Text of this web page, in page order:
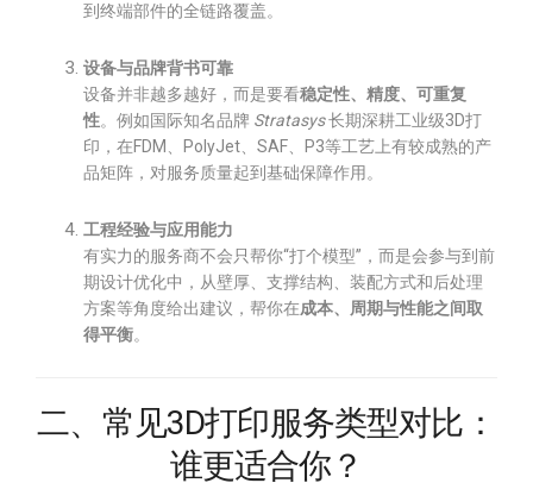
到终端部件的全链路覆盖。
设备与品牌背书可靠
设备并非越多越好，而是要看稳定性、精度、可重复
性。例如国际知名品牌 Stratasys长期深耕工业级3D打
印，在FDM、PolyJet、SAF、P3等工艺上有较成熟的产
品矩阵，对服务质量起到基础保障作用。
工程经验与应用能力
有实力的服务商不会只帮你“打个模型”，而是会参与到前
期设计优化中，从壁厚、支撑结构、装配方式和后处理
方案等角度给出建议，帮你在成本、周期与性能之间取
得平衡。
二、常见3D打印服务类型对比：
谁更适合你？